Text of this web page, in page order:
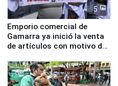
5
Emporio comercial de
Gamarra ya inició la venta
de artículos con motivo de